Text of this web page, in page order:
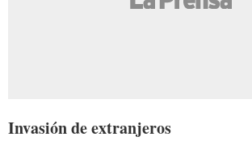
Invasión de extranjeros